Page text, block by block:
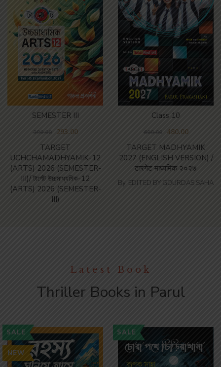
TARGET
UCHCHAMADHYAMIK-12
(ARTS) 2026 (SEMESTER-
III)/ টার্গেট উচ্চমাধ্যমিক-12
(ARTS) 2026 (SEMESTER-
III)
SEMESTER III
390.00 293.00
TARGET MADHYAMIK
2027 (ENGLISH VERSION) /
टारगेट माध्यमिक २०२७
Class 10
600.00 480.00
By EDITED BY GOURDAS SAHA
Latest Book
Thriller Books in Parul
SALE
NEW
SALE